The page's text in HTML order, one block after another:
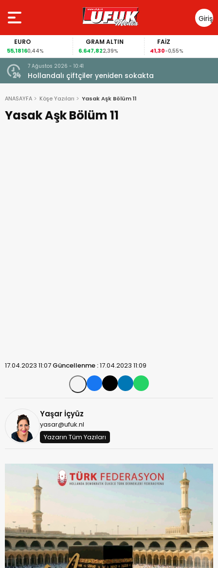
Giriş
Yap
EURO
55,18160,44%
GRAM ALTIN
6.647,822,39%
FAİZ
41,30-0,55%
şoke
7 Ağustos 2026 - 10:41
Hollandalı çiftçiler yeniden sokakta
ANASAYFA Köşe Yazıları Yasak Aşk Bölüm 11
Yasak Aşk Bölüm 11
17.04.2023 11:07 Güncellenme :17.04.2023 11:09
Yaşar İçyüz
yasar@ufuk.nl
Yazarın Tüm Yazıları